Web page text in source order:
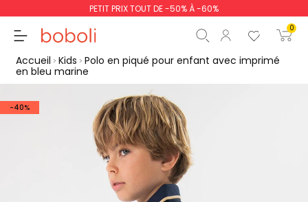
PETIT PRIX TOUT DE -50% À -60%
0
Accueil Kids Polo en piqué pour enfant avec imprimé
en bleu marine
-40%